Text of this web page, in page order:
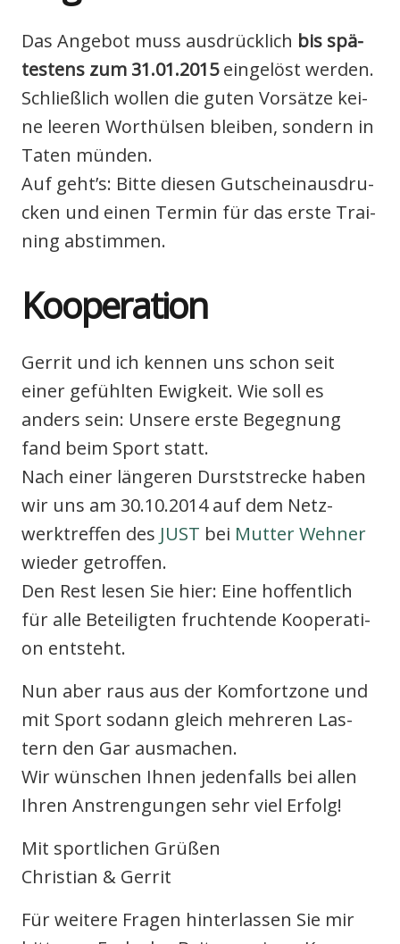
Das Ange­bot muss aus­drück­lich bis spä­
tes­tens zum 31.01.2015ein­ge­löst wer­den.
Schließ­lich wol­len die guten Vor­sät­ze kei­
ne lee­ren Wort­hül­sen blei­ben, son­dern in
Taten mün­den.
Auf geht’s: Bit­te die­sen Gut­schein­aus­dru­
cken und einen Ter­min für das ers­te Trai­
ning abstim­men.
Koope­ra­ti­on
Ger­rit und ich ken­nen uns schon seit
einer gefühl­ten Ewig­keit. Wie soll es
anders sein: Unse­re ers­te Begeg­nung
fand beim Sport statt.
Nach einer län­ge­ren Durst­stre­cke haben
wir uns am 30.10.2014 auf dem Netz­
werktref­fen des JUST bei Mut­ter Weh­ner
wie­der getrof­fen.
Den Rest lesen Sie hier: Eine hof­fent­lich
für alle Betei­lig­ten fruch­ten­de Koope­ra­ti­
on ent­steht.
Nun aber raus aus der Kom­fort­zo­ne und
mit Sport sodann gleich meh­re­ren Las­
tern den Gar aus­ma­chen.
Wir wün­schen Ihnen jeden­falls bei allen
Ihren Anstren­gun­gen sehr viel Erfolg!
Mit sport­li­chen Grü­ßen
Chris­ti­an & Ger­rit
Für wei­te­re Fra­gen hin­ter­las­sen Sie mir